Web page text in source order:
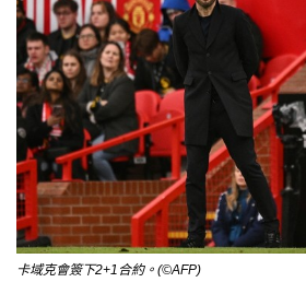
卡域克會簽下2+1合約。(©AFP)